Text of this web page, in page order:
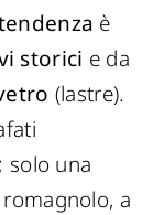
è
storici e da
(lastre).
solo una
a